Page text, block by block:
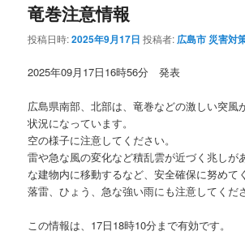
竜巻注意情報
投稿日時:2025年9月17日 投稿者: 広島市 災害対
2025年09月17日16時56分 発表
広島県南部、北部は、竜巻などの激しい突風
状況になっています。
空の様子に注意してください。
雷や急な風の変化など積乱雲が近づく兆しが
な建物内に移動するなど、安全確保に努めて
落雷、ひょう、急な強い雨にも注意してくだ
この情報は、17日18時10分まで有効です。